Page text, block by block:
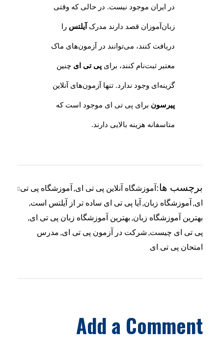
در ایران موجود نیست. در حالی که وقتی
زبان‌آموزان قصد دارند مدرک آیلتس را
دریافت کنند، می‌توانند در آزمون‌های ماک
معتبر ثبت‌نام کنند، برای پی تی ای چنین
گزینه‌ای وجود ندارد. تنها آزمون‌های آنلاین
پیرسون برای پی تی ای موجود است که
متاسفانه هزینه بالایی دارند.
برچسب ها: آموزشگاه آنلاین پی تی ای, آموزشگاه پی تی
ای, آموزشگاه زبان, آیا پی تی ای ساده تر از آیلتس است,
بهترین آموزشگاه زبان, بهترین آموزشگاه زبان پی تی ای,
پی تی ای چیست, شرکت در آزمون پی تی ای, مدرس
امتحان پی تی ای
Add a Comment